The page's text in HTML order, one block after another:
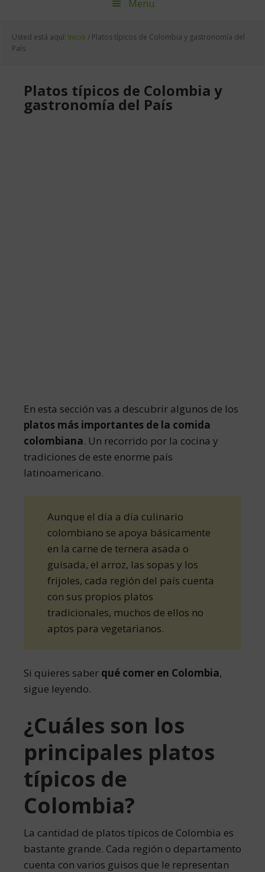
Menu
Usted está aquí: Inicio / Platos típicos de Colombia y gastronomía del
País
Platos típicos de Colombia y
gastronomía del País
En esta sección vas a descubrir algunos de los
platos más importantes de la comida
colombiana. Un recorrido por la cocina y
tradiciones de este enorme país
latinoamericano.
Aunque el día a día culinario
colombiano se apoya básicamente
en la carne de ternera asada o
guisada, el arroz, las sopas y los
frijoles, cada región del país cuenta
con sus propios platos
tradicionales, muchos de ellos no
aptos para vegetarianos.
Si quieres saber qué comer en Colombia,
sigue leyendo.
¿Cuáles son los
principales platos
típicos de
Colombia?
La cantidad de platos típicos de Colombia es
bastante grande. Cada región o departamento
cuenta con varios guisos que le representan